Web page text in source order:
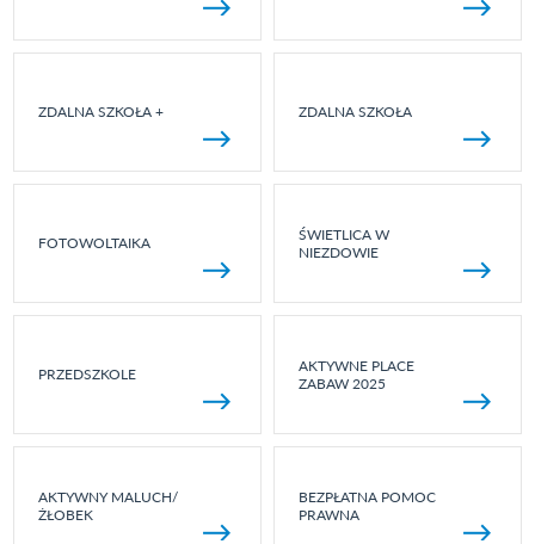
ZDALNA SZKOŁA + ZDALNA SZKOŁA
FOTOWOLTAIKA
ŚWIETLICA W
NIEZDOWIE
PRZEDSZKOLE
AKTYWNE PLACE
ZABAW 2025
AKTYWNY MALUCH/
ŻŁOBEK
BEZPŁATNA POMOC
PRAWNA